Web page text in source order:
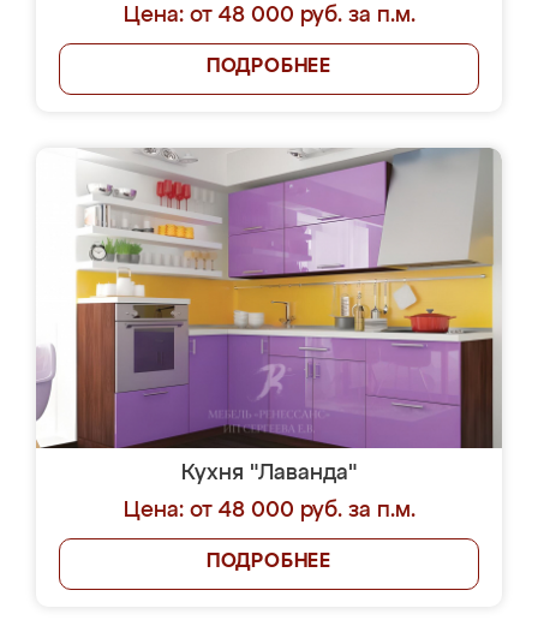
Цена: от 48 000 руб. за п.м.
ПОДРОБНЕЕ
Кухня "Лаванда"
Цена: от 48 000 руб. за п.м.
ПОДРОБНЕЕ